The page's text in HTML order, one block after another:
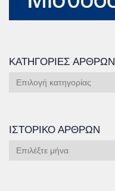
ΚΑΤΗΓΟΡΊΕΣ ΆΡΘΡΩΝ
Κατηγορίες
ΙΣΤΟΡΙΚΌ ΆΡΘΡΩΝ
Ιστορικό